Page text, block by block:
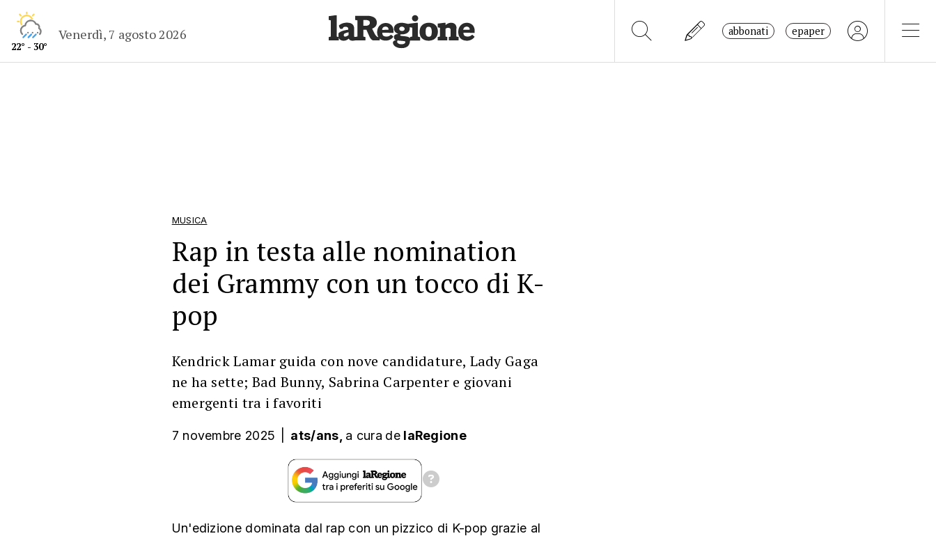
22° - 30°
Venerdì, 7 agosto 2026 abbonati epaper
MUSICA
Rap in testa alle nomination
dei Grammy con un tocco di K-
pop
Kendrick Lamar guida con nove candidature, Lady Gaga
ne ha sette; Bad Bunny, Sabrina Carpenter e giovani
emergenti tra i favoriti
7 novembre 2025 ats/ans, a cura de laRegione
Un'edizione dominata dal rap con un pizzico di K-pop grazie al